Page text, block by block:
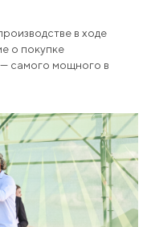
в ходе
о покупке
самого мощного в